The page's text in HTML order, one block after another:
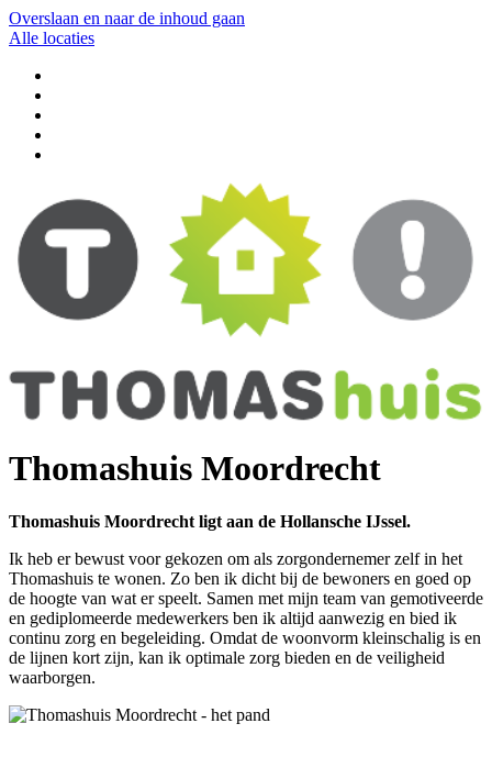
Overslaan en naar de inhoud gaan
Alle locaties
Thomashuis Moordrecht
Thomashuis Moordrecht ligt aan de Hollansche IJssel.
Ik heb er bewust voor gekozen om als zorgondernemer zelf in het
Thomashuis te wonen. Zo ben ik dicht bij de bewoners en goed op
de hoogte van wat er speelt. Samen met mijn team van gemotiveerde
en gediplomeerde medewerkers ben ik altijd aanwezig en bied ik
continu zorg en begeleiding. Omdat de woonvorm kleinschalig is en
de lijnen kort zijn, kan ik optimale zorg bieden en de veiligheid
waarborgen.